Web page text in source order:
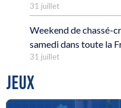
31 juillet
Weekend de chassé-
samedi dans toute la
31 juillet
JEUX